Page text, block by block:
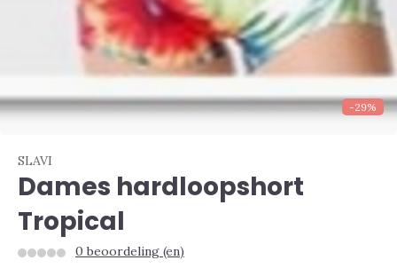
-29%
SLAVI
Dames hardloopshort
Tropical
0 beoordeling (en)